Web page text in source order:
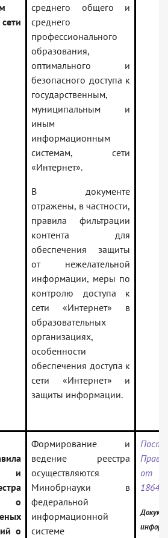
среднего общего и
среднего
профессионального
образования,
оптимального и
безопасного доступа к
государственным,
муниципальным и
иным
информационным
системам, сети
«Интернет».
В документе
отражены, в частности,
правила фильтрации
контента для
обеспечения защиты
от нежелательной
информации, меры по
контролю доступа к
сети «Интернет» в
образовательных
организациях,
особенности
обеспечения доступа к
сети «Интернет» и
защиты информации.
и
о
о
Формирование и
ведение реестра
осуществляются
Минобрнауки в
федеральной
информационной
системе
от
1864